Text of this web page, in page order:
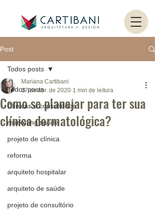
Post
Todos posts
Clínicas e consultórios
marketing saúde
projeto de clínica
reforma
arquiteto hospitalar
arquiteto de saúde
projeto de consultório
Todos posts
Como se planejar para ter sua
clínica dermatológica?
Mariana Cartibani
27 de abr. de 2020 1 min de leitura